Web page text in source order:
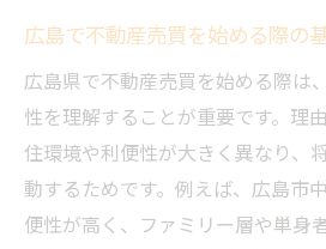
紹介
不動産売買で注目すべ
リア
広島の賃貸や一戸建て
一人暮らしに人気の広
析
広島で不動産売買を始める際の
広島県で不動産売買を始める際は
性を理解することが重要です。理
住環境や利便性が大きく異なり、
動するためです。例えば、広島市
便性が高く、ファミリー層や単身